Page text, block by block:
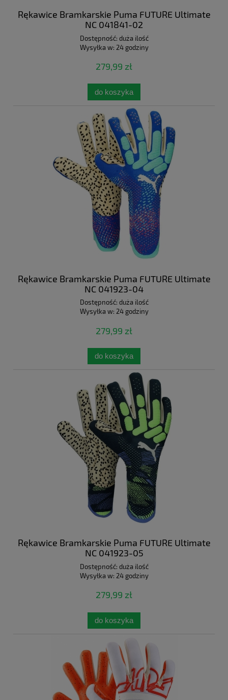
Rękawice Bramkarskie Puma FUTURE Ultimate
NC 041841-02
Dostępność: duża ilość
Wysyłka w: 24 godziny
279,99 zł
do koszyka
Rękawice Bramkarskie Puma FUTURE Ultimate
NC 041923-04
Dostępność: duża ilość
Wysyłka w: 24 godziny
279,99 zł
do koszyka
Rękawice Bramkarskie Puma FUTURE Ultimate
NC 041923-05
Dostępność: duża ilość
Wysyłka w: 24 godziny
279,99 zł
do koszyka